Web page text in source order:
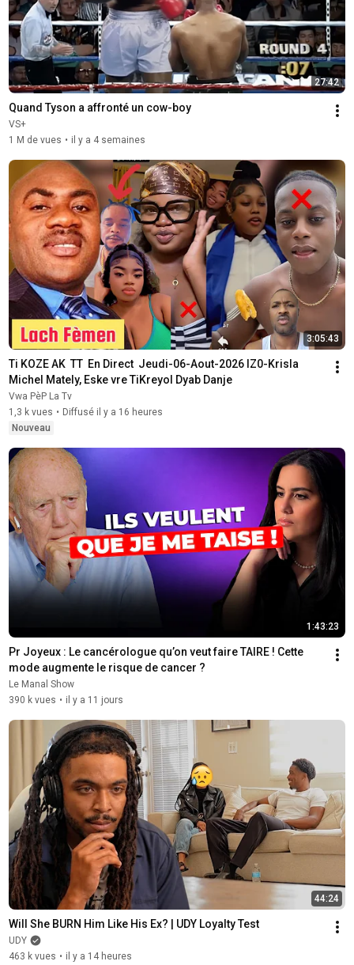
27:42
Quand Tyson a affronté un cow-boy
VS+
1 M de vues • il y a 4 semaines
3:05:43
Ti KOZE AK  TT  En Direct  Jeudi-06-Aout-2026 lZ0-Krisla
Michel Mately, Eske vre TiKreyol Dyab Danje
Vwa PèP La Tv
1,3 k vues • Diffusé il y a 16 heures
Nouveau
1:43:23
Pr Joyeux : Le cancérologue qu’on veut faire TAIRE ! Cette
mode augmente le risque de cancer ?
Le Manal Show
390 k vues • il y a 11 jours
44:24
Will She BURN Him Like His Ex? | UDY Loyalty Test
UDY
463 k vues • il y a 14 heures